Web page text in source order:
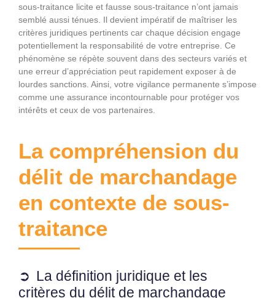
sous-traitance licite et fausse sous-traitance n’ont jamais
semblé aussi ténues. Il devient impératif de maîtriser les
critères juridiques pertinents car chaque décision engage
potentiellement la responsabilité de votre entreprise. Ce
phénomène se répète souvent dans des secteurs variés et
une erreur d’appréciation peut rapidement exposer à de
lourdes sanctions. Ainsi, votre vigilance permanente s’impose
comme une assurance incontournable pour protéger vos
intérêts et ceux de vos partenaires.
La compréhension du
délit de marchandage
en contexte de sous-
traitance
La définition juridique et les
critères du délit de marchandage